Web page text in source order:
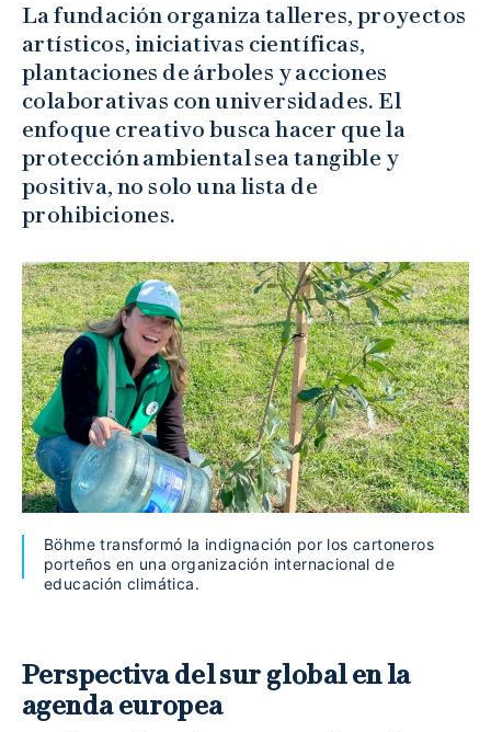
La fundación organiza talleres, proyectos
artísticos, iniciativas científicas,
plantaciones de árboles y acciones
colaborativas con universidades. El
enfoque creativo busca hacer que la
protección ambiental sea tangible y
positiva, no solo una lista de
prohibiciones.
Böhme transformó la indignación por los cartoneros
porteños en una organización internacional de
educación climática.
Perspectiva del sur global en la
agenda europea